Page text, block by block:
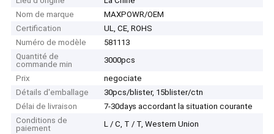
Nom de marque
MAXPOWR/OEM
Certification
UL, CE, ROHS
Numéro de modèle
581113
Quantité de
commande min
3000pcs
Prix
negociate
Détails d'emballage
30pcs/blister, 15blister/ctn
Délai de livraison
7-30days accordant la situation courante
Conditions de
paiement
L / C, T / T, Western Union